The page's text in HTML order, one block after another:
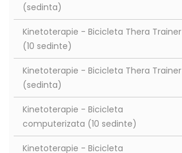
(sedinta)
Kinetoterapie - Bicicleta Thera Trainer
(10 sedinte)
Kinetoterapie - Bicicleta Thera Trainer
(sedinta)
Kinetoterapie - Bicicleta
computerizata (10 sedinte)
Kinetoterapie - Bicicleta